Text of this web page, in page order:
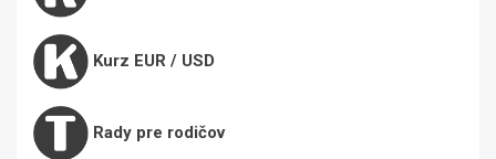
Kurz EUR / USD
Rady pre rodičov